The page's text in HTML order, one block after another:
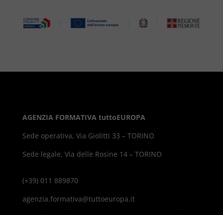
AGENZIA FORMATIVA tuttoEUROPA
Sede operativa, Via Giolitti 33 – TORINO
Sede legale, Via delle Rosine 14 – TORINO
(+39) 011 889870
agenzia.formativa@tuttoeuropa.it